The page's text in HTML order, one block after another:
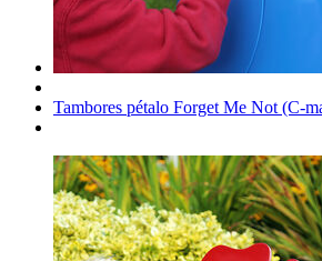
Tambores pétalo Forget Me Not (C-